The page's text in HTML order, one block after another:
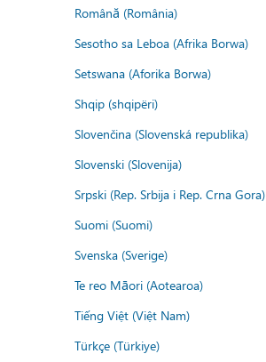
Română (România)
Sesotho sa Leboa (Afrika Borwa)
Setswana (Aforika Borwa)
Shqip (shqipëri)
Slovenčina (Slovenská republika)
Slovenski (Slovenija)
Srpski (Rep. Srbija i Rep. Crna Gora)
Suomi (Suomi)
Svenska (Sverige)
Te reo Māori (Aotearoa)
Tiếng Việt (Việt Nam)
Türkçe (Türkiye)